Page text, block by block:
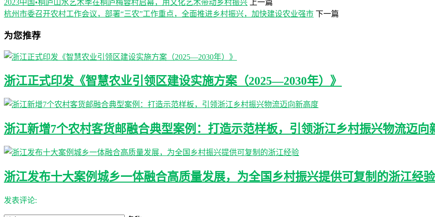
2023中国•桐庐山水艺术季在桐庐梅蓉村启幕，用文化艺术带动乡村振兴
上一篇
杭州市委召开农村工作会议，部署“三农”工作重点，全面推进乡村振兴，加快建设农业强市 下一篇
为您推荐
浙江正式印发《智慧农业引领区建设实施方案（2025—2030年）》
浙江新增7个农村客货邮融合典型案例：打造示范样板，引领浙江乡村振兴物流迈向
浙江发布十大案例城乡一体融合高质量发展，为全国乡村振兴提供可复制的浙江经验
发表评论: